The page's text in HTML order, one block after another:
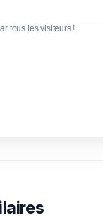
tous les visiteurs !